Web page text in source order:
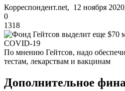
Корреспондент.net, 12 ноября
0
1318
По мнению Гейтсов, надо
тестам, лекарствам и вакцинам
Дополнительное